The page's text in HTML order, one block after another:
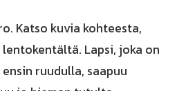
Katso kuvia kohteesta,
Lapsi, joka on
ruudulla, saapuu